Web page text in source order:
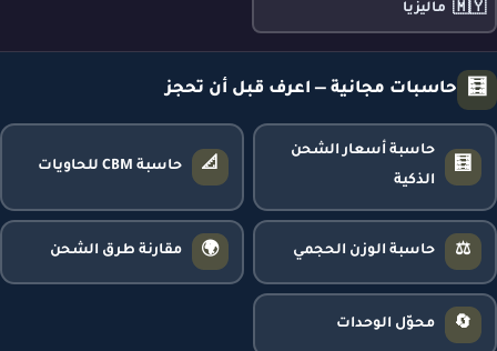
🇲🇾 ماليزيا
🧮 حاسبات مجانية — اعرف قبل أن تحجز
🧮
حاسبة أسعار الشحن
الذكية
📐 حاسبة CBM للحاويات
⚖️ حاسبة الوزن الحجمي 🌍 مقارنة طرق الشحن
🔄 محوّل الوحدات